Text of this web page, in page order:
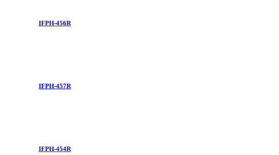
IFPH-456R
IFPH-457R
IFPH-454R